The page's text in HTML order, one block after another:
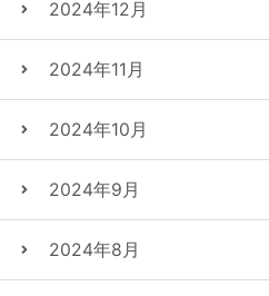
2024年12月
2024年11月
2024年10月
2024年9月
2024年8月